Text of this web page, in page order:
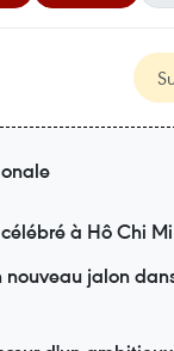
à Hô Chi
jalon